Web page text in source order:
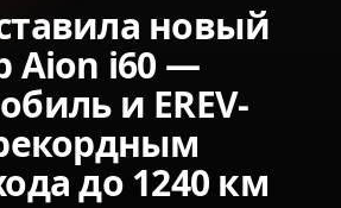
новый
Aion i60 —
и EREV-
до 1240 км